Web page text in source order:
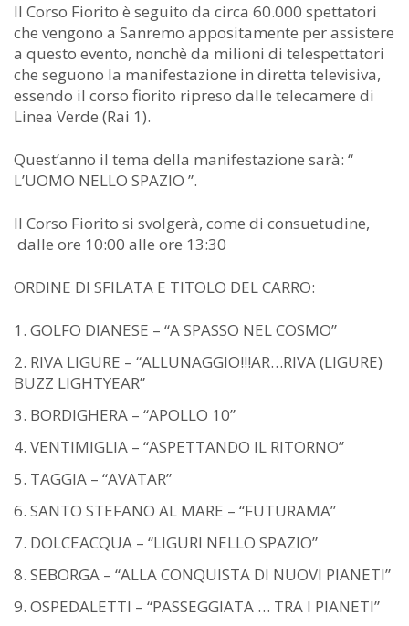
Il Corso Fiorito è seguito da circa 60.000 spettatori
che vengono a Sanremo appositamente per assistere
a questo evento, nonchè da milioni di telespettatori
che seguono la manifestazione in diretta televisiva,
essendo il corso fiorito ripreso dalle telecamere di
Linea Verde (Rai 1).
Quest’anno il tema della manifestazione sarà: “
L’UOMO NELLO SPAZIO ”.
Il Corso Fiorito si svolgerà, come di consuetudine,
dalle ore 10:00 alle ore 13:30
ORDINE DI SFILATA E TITOLO DEL CARRO:
GOLFO DIANESE – “A SPASSO NEL COSMO”
RIVA LIGURE – “ALLUNAGGIO!!!AR…RIVA (LIGURE)
BUZZ LIGHTYEAR”
BORDIGHERA – “APOLLO 10”
VENTIMIGLIA – “ASPETTANDO IL RITORNO”
TAGGIA – “AVATAR”
SANTO STEFANO AL MARE – “FUTURAMA”
DOLCEACQUA – “LIGURI NELLO SPAZIO”
SEBORGA – “ALLA CONQUISTA DI NUOVI PIANETI”
OSPEDALETTI – “PASSEGGIATA … TRA I PIANETI”